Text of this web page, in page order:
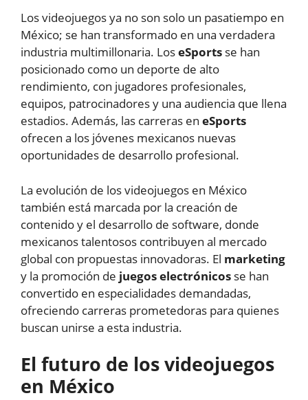
Los videojuegos ya no son solo un pasatiempo en
México; se han transformado en una verdadera
industria multimillonaria. LoseSports se han
posicionado como un deporte de alto
rendimiento, con jugadores profesionales,
equipos, patrocinadores y una audiencia que llena
estadios. Además, las carreras en eSports
ofrecen a los jóvenes mexicanos nuevas
oportunidades de desarrollo profesional.
La evolución de los videojuegos en México
también está marcada por la creación de
contenido y el desarrollo de software, donde
mexicanos talentosos contribuyen al mercado
global con propuestas innovadoras. El marketing
y la promoción de juegos electrónicos se han
convertido en especialidades demandadas,
ofreciendo carreras prometedoras para quienes
buscan unirse a esta industria.
El futuro de los videojuegos
en México